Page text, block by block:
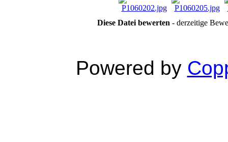
Diese Datei bewerten - derzeitige
Powered by